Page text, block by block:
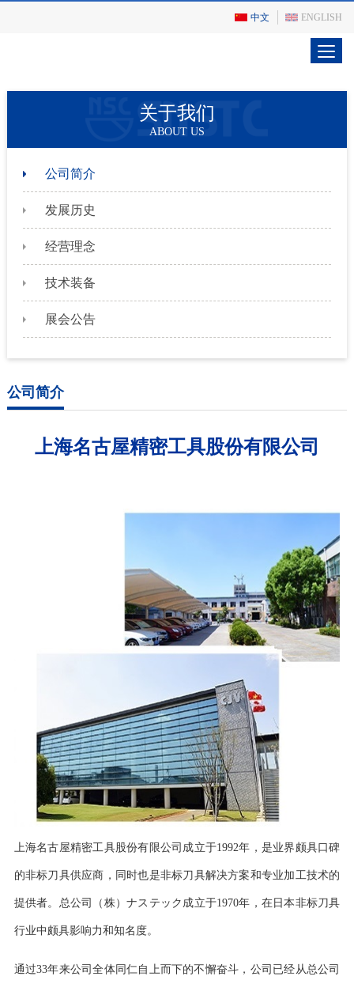
中文 ENGLISH
关于我们
ABOUT US
公司简介
发展历史
经营理念
技术装备
展会公告
公司简介
上海名古屋精密工具股份有限公司
上海名古屋精密工具股份有限公司成立于1992年，是业界颇具口碑
的非标刀具供应商，同时也是非标刀具解决方案和专业加工技术的
提供者。总公司（株）ナステック成立于1970年，在日本非标刀具
行业中颇具影响力和知名度。
通过33年来公司全体同仁自上而下的不懈奋斗， 公司已经从总公司